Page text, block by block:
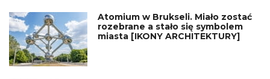
Atomium w Brukseli. Miało zostać
rozebrane a stało się symbolem
miasta [IKONY ARCHITEKTURY]